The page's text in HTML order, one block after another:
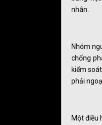
nhân.
Nhóm
chống
kiểm
phải
Một điều